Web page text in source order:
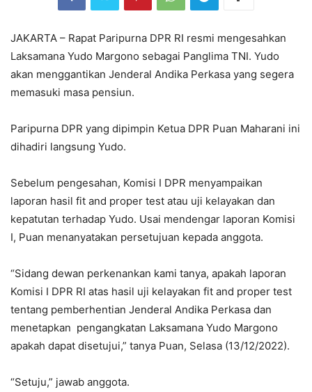
JAKARTA – Rapat Paripurna DPR RI resmi mengesahkan
Laksamana Yudo Margono sebagai Panglima TNI. Yudo
akan menggantikan Jenderal Andika Perkasa yang segera
memasuki masa pensiun.
Paripurna DPR yang dipimpin Ketua DPR Puan Maharani ini
dihadiri langsung Yudo.
Sebelum pengesahan, Komisi I DPR menyampaikan
laporan hasil fit and proper test atau uji kelayakan dan
kepatutan terhadap Yudo. Usai mendengar laporan Komisi
I, Puan menanyatakan persetujuan kepada anggota.
“Sidang dewan perkenankan kami tanya, apakah laporan
Komisi I DPR RI atas hasil uji kelayakan fit and proper test
tentang pemberhentian Jenderal Andika Perkasa dan
menetapkan pengangkatan Laksamana Yudo Margono
apakah dapat disetujui,” tanya Puan, Selasa (13/12/2022).
“Setuju,” jawab anggota.